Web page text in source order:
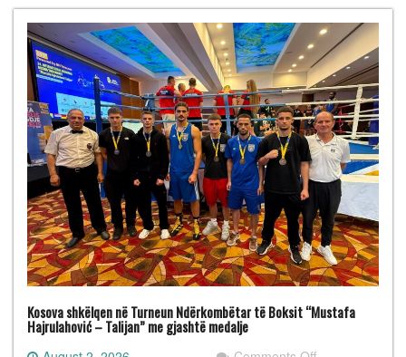
Kosova shkëlqen në Turneun Ndërkombëtar të Boksit “Mustafa
Hajrulahović – Talijan” me gjashtë medalje